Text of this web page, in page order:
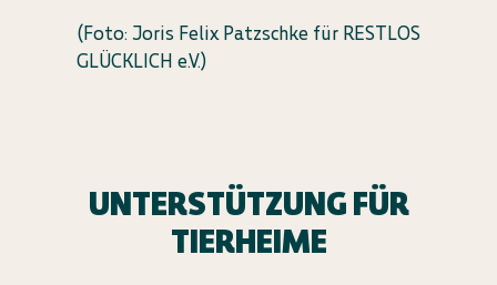
(Foto: Joris Felix Patzschke für RESTLOS
GLÜCKLICH e.V.)
UNTERSTÜTZUNG FÜR
TIERHEIME